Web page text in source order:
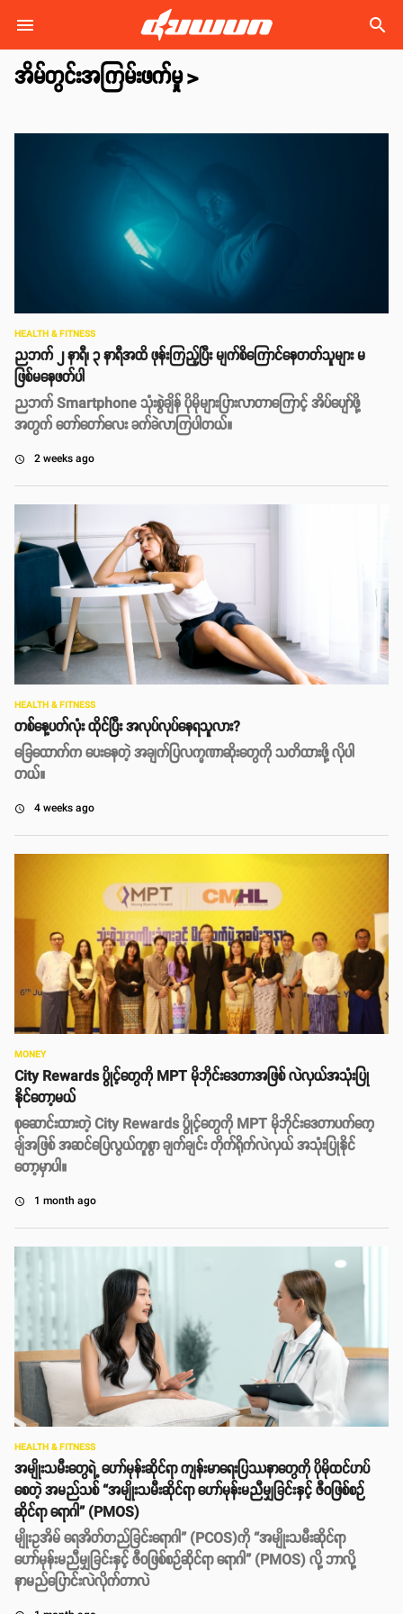
search
အိမ်တွင်းအကြမ်းဖက်မှု>
HEALTH & FITNESS
ညဘက် ၂ နာရီ၊ ၃ နာရီအထိ ဖုန်းကြည့်ပြီး မျက်စိကြောင်နေတတ်သူများ မ
ဖြစ်မနေဖတ်ပါ
ညဘက် Smartphone သုံးစွဲချိန် ပိုမိုများပြားလာတာကြောင့် အိပ်ပျော်ဖို့
အတွက် တော်တော်လေး ခက်ခဲလာကြပါတယ်။
access_time 2 weeks ago
HEALTH & FITNESS
တစ်နေ့ပတ်လုံး ထိုင်ပြီး အလုပ်လုပ်နေရသူလား?
ခြေထောက်က ပေးနေတဲ့ အချက်ပြလက္ခဏာဆိုးတွေကို သတိထားဖို့ လိုပါ
တယ်။
access_time 4 weeks ago
MONEY
City Rewards ပွိုင့်တွေကို MPT မိုဘိုင်းဒေတာအဖြစ် လဲလှယ်အသုံးပြု
နိုင်တော့မယ်
စုဆောင်းထားတဲ့ City Rewards ပွိုင့်တွေကို MPT မိုဘိုင်းဒေတာပက်ကေ့
ချ်အဖြစ် အဆင်ပြေလွယ်ကူစွာ ချက်ချင်း တိုက်ရိုက်လဲလှယ် အသုံးပြုနိုင်
တော့မှာပါ။
access_time 1 month ago
HEALTH & FITNESS
အမျိုးသမီးတွေရဲ့ ဟော်မုန်းဆိုင်ရာ ကျန်းမာရေးပြဿနာတွေကို ပိုမိုထင်ဟပ်
စေတဲ့ အမည်သစ် “အမျိုးသမီးဆိုင်ရာ ဟော်မုန်းမညီမျှခြင်းနှင့် ဇီဝဖြစ်စဉ်
ဆိုင်ရာ ရောဂါ” (PMOS)
မျိုးဥအိမ် ရေအိတ်တည်ခြင်းရောဂါ” (PCOS)ကို “အမျိုးသမီးဆိုင်ရာ
ဟော်မုန်းမညီမျှခြင်းနှင့် ဇီဝဖြစ်စဉ်ဆိုင်ရာ ရောဂါ” (PMOS) လို့ ဘာလို့
နာမည်​ပြောင်းလဲလိုက်တာလဲ